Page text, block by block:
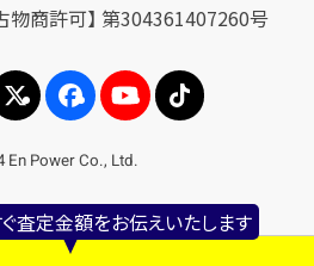
査定金額をお伝えいたします
物商許可】 第304361407260号
En Power Co., Ltd.